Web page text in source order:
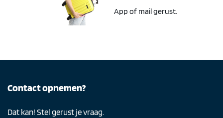
App of mail gerust.
Contact opnemen?
Dat kan! Stel gerust je vraag.